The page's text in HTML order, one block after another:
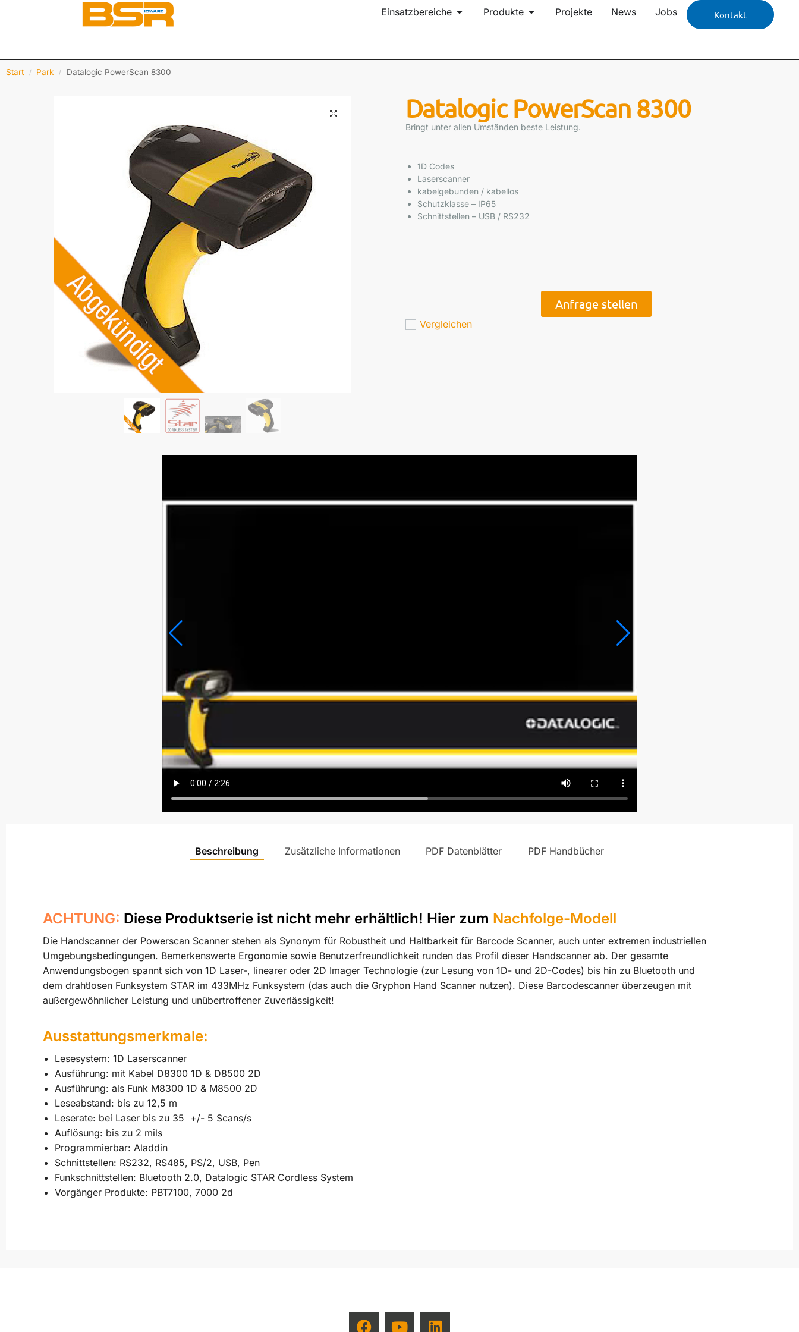
Einsatzbereiche Produkte Projekte News Jobs Kontakt
Start / Park / Datalogic PowerScan 8300
Datalogic PowerScan 8300
Bringt unter allen Umständen beste Leistung.
1D Codes
Laserscanner
kabelgebunden / kabellos
Schutzklasse – IP65
Schnittstellen – USB / RS232
Anfrage stellen
Vergleichen
Beschreibung Zusätzliche Informationen PDF Datenblätter PDF Handbücher
ACHTUNG: Diese Produktserie ist nicht mehr erhältlich! Hier zum Nachfolge-Modell
Die Handscanner der Powerscan Scanner stehen als Synonym für Robustheit und Haltbarkeit für Barcode Scanner, auch unter extremen industriellen
Umgebungsbedingungen. Bemerkenswerte Ergonomie sowie Benutzerfreundlichkeit runden das Profil dieser Handscanner ab. Der gesamte
Anwendungsbogen spannt sich von 1D Laser-, linearer oder 2D Imager Technologie (zur Lesung von 1D- und 2D-Codes) bis hin zu Bluetooth und
dem drahtlosen Funksystem STAR im 433MHz Funksystem (das auch die Gryphon Hand Scanner nutzen). Diese Barcodescanner überzeugen mit
außergewöhnlicher Leistung und unübertroffener Zuverlässigkeit!
Ausstattungsmerkmale:
Lesesystem: 1D Laserscanner
Ausführung: mit Kabel D8300 1D & D8500 2D
Ausführung: als Funk M8300 1D & M8500 2D
Leseabstand: bis zu 12,5 m
Leserate: bei Laser bis zu 35 +/- 5 Scans/s
Auflösung: bis zu 2 mils
Programmierbar: Aladdin
Schnittstellen: RS232, RS485, PS/2, USB, Pen
Funkschnittstellen: Bluetooth 2.0, Datalogic STAR Cordless System
Vorgänger Produkte: PBT7100, 7000 2d